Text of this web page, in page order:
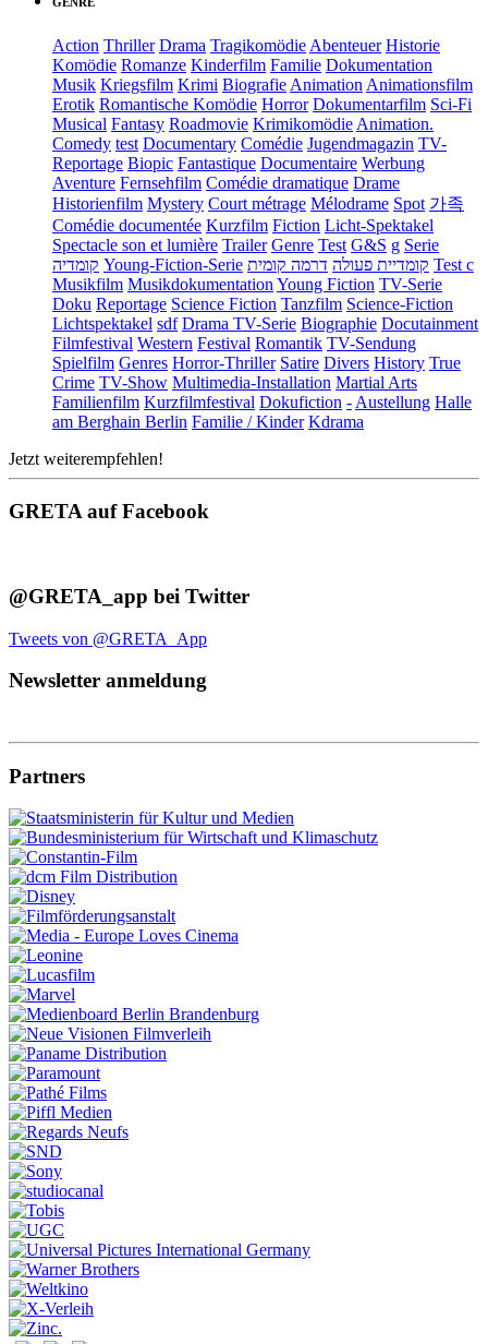
Action Thriller Drama Tragikomödie Abenteuer Historie
Komödie Romanze Kinderfilm Familie Dokumentation
Musik Kriegsfilm Krimi Biografie Animation Animationsfilm
Erotik Romantische Komödie Horror Dokumentarfilm Sci-Fi
Musical Fantasy Roadmovie Krimikomödie Animation.
Comedy test Documentary Comédie Jugendmagazin TV-
Reportage Biopic Fantastique Documentaire Werbung
Aventure Fernsehfilm Comédie dramatique Drame
Historienfilm Mystery Court métrage Mélodrame Spot 가족
Comédie documentée Kurzfilm Fiction Licht-Spektakel
Spectacle son et lumière Trailer Genre Test G&S g Serie
קומדיה Young-Fiction-Serie קומדיית פעולה דרמה קומית
Test c
Musikfilm Musikdokumentation Young Fiction TV-Serie
Doku Reportage Science Fiction Tanzfilm Science-Fiction
Lichtspektakel sdf Drama TV-Serie Biographie Docutainment
Filmfestival Western Festival Romantik TV-Sendung
Spielfilm Genres Horror-Thriller Satire Divers History True
Crime TV-Show Multimedia-Installation Martial Arts
Familienfilm Kurzfilmfestival Dokufiction - Austellung Halle
am Berghain Berlin Familie / Kinder Kdrama
Jetzt weiterempfehlen!
GRETA auf Facebook
@GRETA_app bei Twitter
Tweets von @GRETA_App
Newsletter anmeldung
Partners